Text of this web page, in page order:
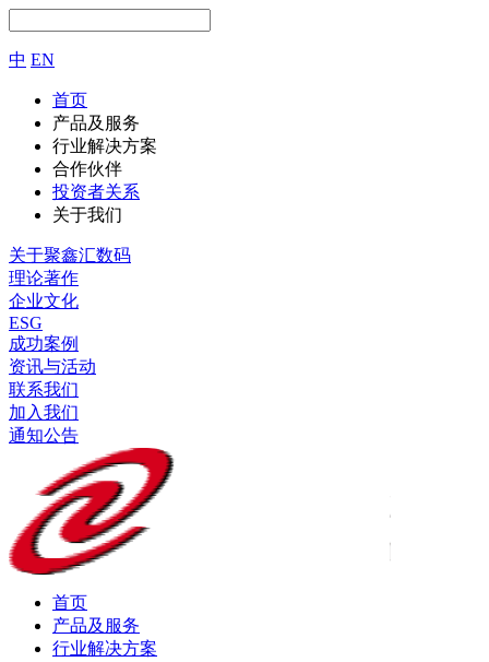
中 EN
首页
产品及服务
行业解决方案
合作伙伴
投资者关系
关于我们
关于聚鑫汇数码
理论著作
企业文化
ESG
成功案例
资讯与活动
联系我们
加入我们
通知公告
首页
产品及服务
行业解决方案